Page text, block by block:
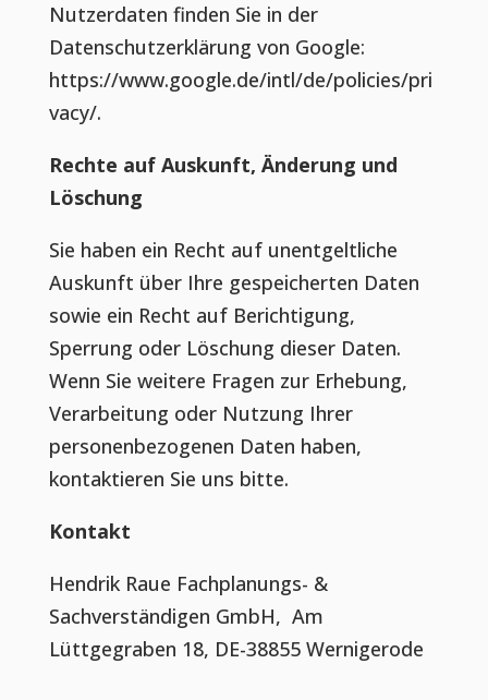
Nutzerdaten finden Sie in der
Datenschutzerklärung von Google:
https://www.google.de/intl/de/policies/pri
vacy/.
Rechte auf Auskunft, Änderung und
Löschung
Sie haben ein Recht auf unentgeltliche
Auskunft über Ihre gespeicherten Daten
sowie ein Recht auf Berichtigung,
Sperrung oder Löschung dieser Daten.
Wenn Sie weitere Fragen zur Erhebung,
Verarbeitung oder Nutzung Ihrer
personenbezogenen Daten haben,
kontaktieren Sie uns bitte.
Kontakt
Hendrik Raue Fachplanungs- &
Sachverständigen GmbH, Am
Lüttgegraben 18, DE-38855 Wernigerode